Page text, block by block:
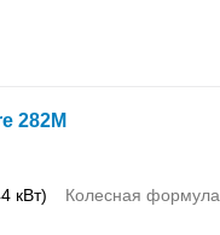
282M
кВт) Колесная формула